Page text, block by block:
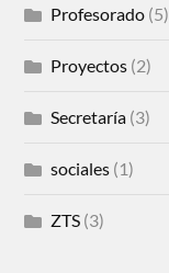
Profesorado (5)
Proyectos (2)
Secretaría (3)
sociales (1)
ZTS (3)